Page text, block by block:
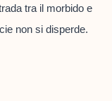
tra il morbido e
non si disperde.